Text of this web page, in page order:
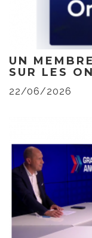
UN
SUR LES
22/06/2026